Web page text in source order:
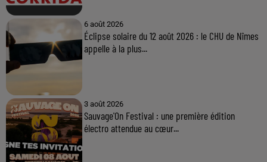
6 août 2026
Éclipse solaire du 12 août 2026 : le CHU de Nîmes
appelle à la plus...
3 août 2026
Sauvage'On Festival : une première édition
électro attendue au cœur...